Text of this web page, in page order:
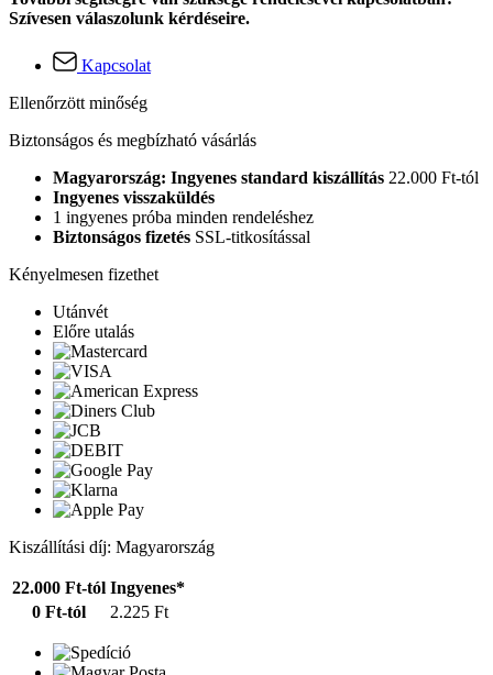
Szívesen válaszolunk kérdéseire.
Kapcsolat
Ellenőrzött minőség
Biztonságos és megbízható vásárlás
Magyarország: Ingyenes standard kiszállítás 22.000 Ft-tól
Ingyenes visszaküldés
1 ingyenes próba minden rendeléshez
Biztonságos fizetés SSL-titkosítással
Kényelmesen fizethet
Utánvét
Előre utalás
Kiszállítási díj: Magyarország
22.000 Ft-tól Ingyenes*
0 Ft-tól
2.225 Ft